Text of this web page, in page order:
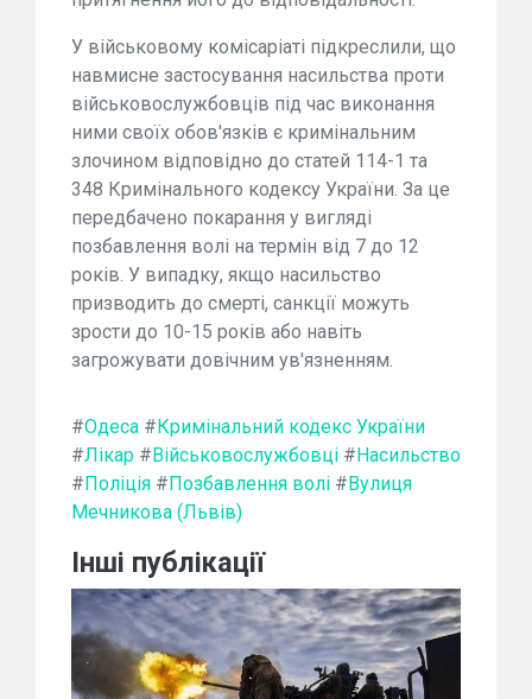
У військовому комісаріаті підкреслили, що
навмисне застосування насильства проти
військовослужбовців під час виконання
ними своїх обов'язків є кримінальним
злочином відповідно до статей 114-1 та
348 Кримінального кодексу України. За це
передбачено покарання у вигляді
позбавлення волі на термін від 7 до 12
років. У випадку, якщо насильство
призводить до смерті, санкції можуть
зрости до 10-15 років або навіть
загрожувати довічним ув'язненням.
#Одеса # Кримінальний кодекс України
#Лікар # Військовослужбовці # Насильство
# Поліція # Позбавлення волі # Вулиця
Мечникова (Львів)
Інші публікації